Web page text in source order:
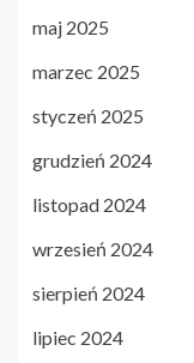
maj 2025
marzec 2025
styczeń 2025
grudzień 2024
listopad 2024
wrzesień 2024
sierpień 2024
lipiec 2024